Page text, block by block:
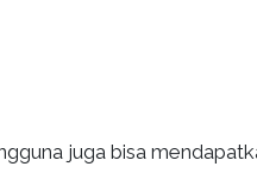
juga bisa